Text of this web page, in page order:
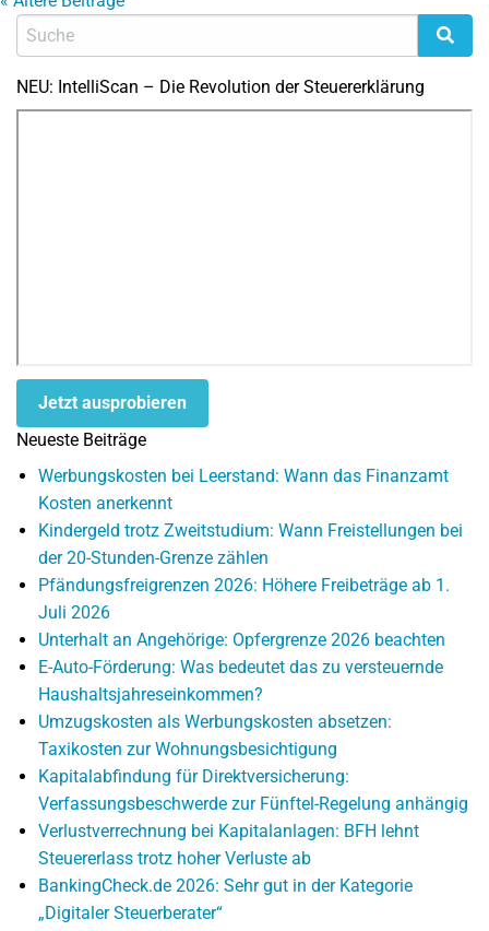
NEU: IntelliScan – Die Revolution der Steuererklärung
Jetzt ausprobieren
Neueste Beiträge
Werbungskosten bei Leerstand: Wann das Finanzamt
Kosten anerkennt
Kindergeld trotz Zweitstudium: Wann Freistellungen bei
der 20-Stunden-Grenze zählen
Pfändungsfreigrenzen 2026: Höhere Freibeträge ab 1.
Juli 2026
Unterhalt an Angehörige: Opfergrenze 2026 beachten
E-Auto-Förderung: Was bedeutet das zu versteuernde
Haushaltsjahreseinkommen?
Umzugskosten als Werbungskosten absetzen:
Taxikosten zur Wohnungsbesichtigung
Kapitalabfindung für Direktversicherung:
Verfassungsbeschwerde zur Fünftel-Regelung anhängig
Verlustverrechnung bei Kapitalanlagen: BFH lehnt
Steuererlass trotz hoher Verluste ab
BankingCheck.de 2026: Sehr gut in der Kategorie
„Digitaler Steuerberater“